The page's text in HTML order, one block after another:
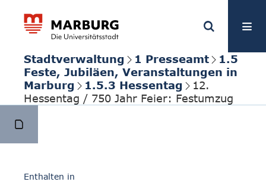
Stadtverwaltung 1 Presseamt
1.5
Feste, Jubiläen, Veranstaltungen in
Marburg
1.5.3 Hessentag
12.
Hessentag / 750 Jahr Feier: Festumzug
Enthalten in